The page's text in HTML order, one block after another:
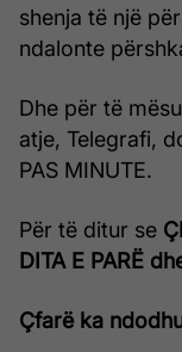
shenja të një
ndalonte
Dhe për të
atje, Telegrafi,
PAS MINUTE.
Për të ditur se
DITA E PARË
Çfarë ka